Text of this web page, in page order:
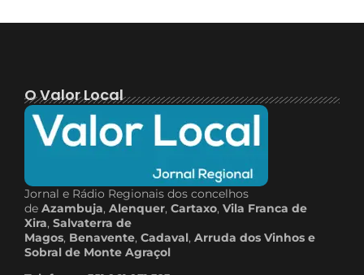
O Valor Local
Jornal e Rádio Regionais dos concelhos
de Azambuja, Alenquer, Cartaxo, Vila Franca de
Xira, Salvaterra de
Magos, Benavente, Cadaval, Arruda dos Vinhos e
Sobral de Monte Agraçol